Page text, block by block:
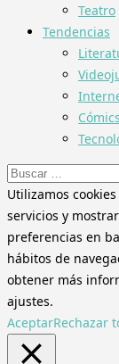
Teatro
Tendencias
Cómics
Buscar:
Utilizamos
servicios y
preferencias en
hábitos de
obtener más
ajustes.
AceptarRechazar